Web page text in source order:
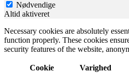
Nødvendige
Altid aktiveret
Necessary cookies are absolutely
function properly. These cookies
security features of the website,
Cookie Varighed